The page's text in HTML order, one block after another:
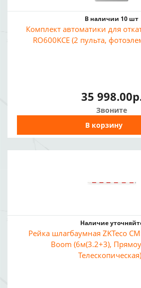
В наличии 10 шт
Комплект автоматики для
RO600KCE (2 пульта,
35
Звоните
В корзину
Наличие
Рейка шлагбаумная ZKTeco
Boom (6м(3.2+3),